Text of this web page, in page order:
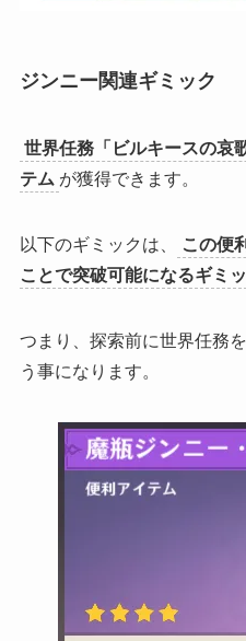
ジンニー関連ギミック
世界任務「ビルキースの哀
テム が獲得できます。
以下のギミックは、
この便
ことで突破可能になるギミ
つまり、探索前に世界任務
う事になります。